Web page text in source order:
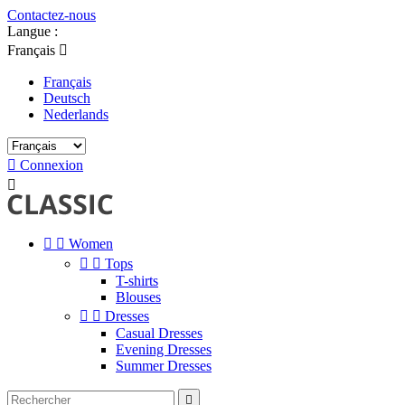
Contactez-nous
Langue :
Français 
Français
Deutsch
Nederlands
 Connexion

  Women
  Tops
T-shirts
Blouses
  Dresses
Casual Dresses
Evening Dresses
Summer Dresses
